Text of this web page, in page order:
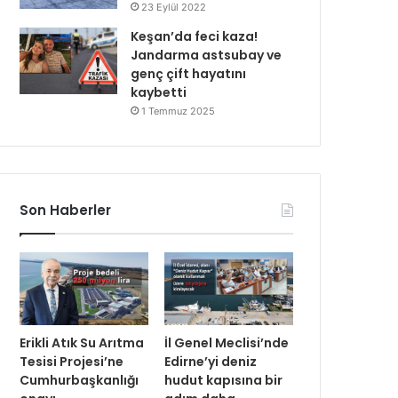
23 Eylül 2022
Keşan’da feci kaza!
Jandarma astsubay ve
genç çift hayatını
kaybetti
1 Temmuz 2025
Son Haberler
Erikli Atık Su Arıtma
Tesisi Projesi’ne
Cumhurbaşkanlığı
İl Genel Meclisi’nde
Edirne’yi deniz
hudut kapısına bir